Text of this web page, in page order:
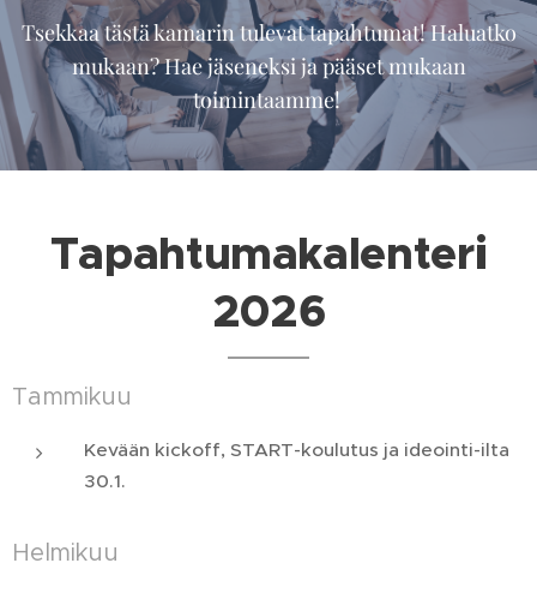
Tsekkaa tästä kamarin tulevat tapahtumat! Haluatko
mukaan? Hae jäseneksi ja pääset mukaan
toimintaamme!
Tapahtumakalenteri
2026
Tammikuu
Kevään kickoff, START-koulutus ja ideointi-ilta
30.1.
Helmikuu